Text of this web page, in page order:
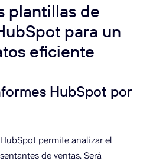
plantillas de
para un
eficiente
HubSpot por
permite analizar el
de ventas. Será